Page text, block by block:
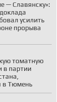
— Славянску»:
усилить
прорыва
томатную
в партии
в Тюмень